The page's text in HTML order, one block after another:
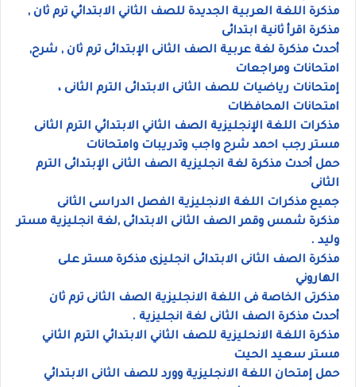
مذكرة اللغة العربية الجديدة للصف الثاني الابتدائي ترم ثان ,
مذكرة اقرأ ثانية ابتدائى
أحدث مذكرة لغة عربية الصف الثانى الإبتدائى ترم ثان , شرح,
امتحانات ومراجعات
إمتحانات رياضيات للصف الثانى الابتدائى الترم الثانى ،
امتحانات المحافظات
مذكرات اللغة الإنجليزية الصف الثاني الابتدائي الترم الثانى
مستر رجب احمد شرح واجب وتدريبات وامتحانات
حمل أحدث مذكرة لغة انجليزية الصف الثانى الإبتدائى الترم
الثانى
جميع مذكرات اللغة الانجليزية الفصل الدراسى الثانى
مذكرة شمس وقمر الصف الثانى الابتدائى ,لغة انجليزية مستر
وليد .
مذكرة الصف الثانى الابتدائى انجليزى مذكرة مستر على
الهاروني
مذكرتى الخاصة فى اللغة الانجليزية الصف الثانى ترم ثان
أحدث مذكرة الصف الثانى لغة انجليزية .
مذكرة اللغة الانحليزية للصف الثاني الابتدائي الترم الثاني
مستر سعيد الحيت
حمل إمتحان اللغة الانجليزية وورد للصف الثانى الابتدائي